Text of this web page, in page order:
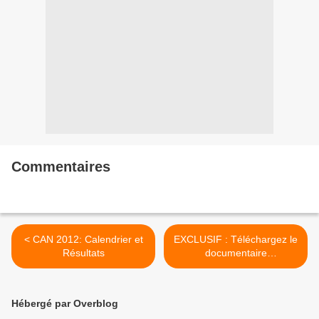
Commentaires
< CAN 2012: Calendrier et
Résultats
EXCLUSIF : Téléchargez le
documentaire
"Françafrique" >
Hébergé par Overblog